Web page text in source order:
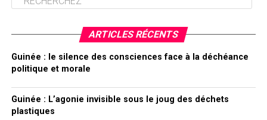
ARTICLES RÉCENTS
Guinée : le silence des consciences face à la déchéance
politique et morale
Guinée : L’agonie invisible sous le joug des déchets
plastiques